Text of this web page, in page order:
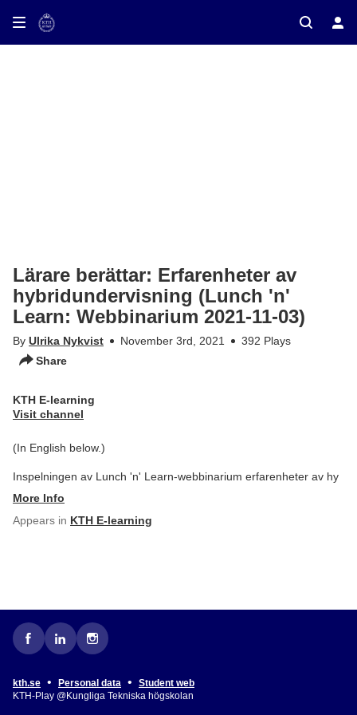
on TV
Lärare berättar: Erfarenheter av
hybridundervisning (Lunch 'n'
Learn: Webbinarium 2021-11-03)
By Ulrika Nykvist November 3rd, 2021
392 Plays
Share
KTH E-learning
Visit channel
(In English below.)
Inspelningen av Lunch 'n' Learn-webbinarium erfarenheter av hy
More Info
Appears in KTH E-learning
kth.se • Personal data •
Student web
KTH-Play @Kungliga Tekniska högskolan